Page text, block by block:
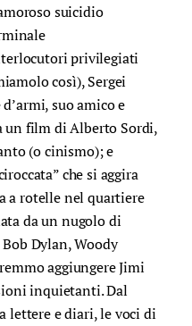
suicidio
privilegiati
così), Sergei
suo amico e
un film di Alberto Sordi,
(o cinismo); e
che si aggira
a rotelle nel quartiere
da un nugolo di
Dylan, Woody
aggiungere Jimi
inquietanti. Dal
lettere e diari, le voci di